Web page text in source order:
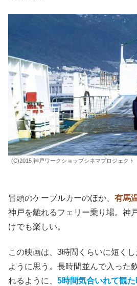
(C)2015 神戸ワークショップシネマプロジェクト
冒頭のケーブルカーのほか、 有馬
神戸を離れるフェリー乗り場。神
けでも楽しい。
この映画は、3時間くらいに短く
ように思う。長時間並んで入った
れるように、 5時間気合いれて観